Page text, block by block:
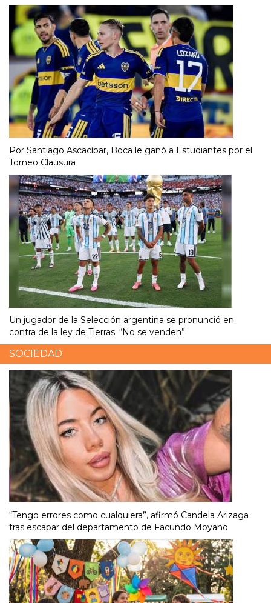
Por Santiago Ascacíbar, Boca le ganó a Estudiantes por el
Torneo Clausura
Un jugador de la Selección argentina se pronunció en
contra de la ley de Tierras: “No se venden”
SOCIEDAD
“Tengo errores como cualquiera”, afirmó Candela Arizaga
tras escapar del departamento de Facundo Moyano